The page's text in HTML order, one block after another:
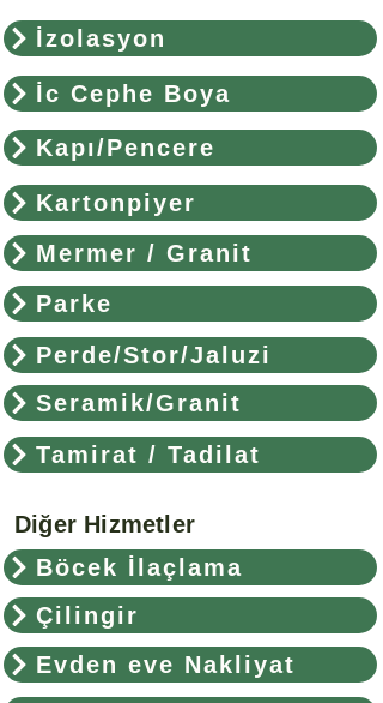
İzolasyon
İc Cephe Boya
Kapı/Pencere
Kartonpiyer
Mermer / Granit
Parke
Perde/Stor/Jaluzi
Seramik/Granit
Tamirat / Tadilat
Diğer Hizmetler
Böcek İlaçlama
Çilingir
Evden eve Nakliyat